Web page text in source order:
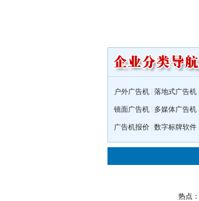
户外广告机 落地式广告机
镜面广告机 多媒体广告机
广告机报价 数字标牌软件
热点：